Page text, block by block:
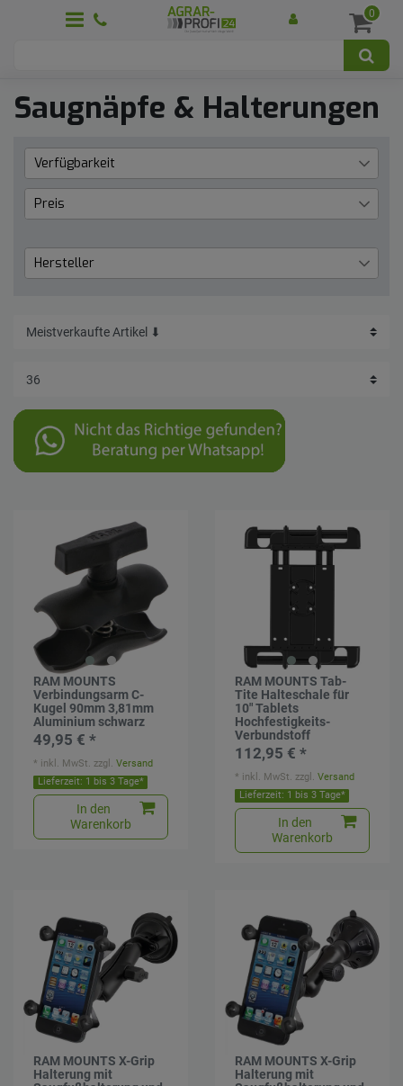
0
Saugnäpfe & Halterungen
Verfügbarkeit
Lieferzeit 1 bis 3 Werktage 11
Preis
€
Hersteller
RAM MOUNTS
Verbindungsarm C-
Kugel 90mm 3,81mm
Aluminium schwarz
49,95 € *
Lieferzeit: 1 bis 3 Tage*
In den
Warenkorb
* inkl. MwSt. zzgl.Versand
RAM MOUNTS Tab-
Tite Halteschale für
10" Tablets
Hochfestigkeits-
Verbundstoff
112,95 € *
Lieferzeit: 1 bis 3 Tage*
In den
Warenkorb
* inkl. MwSt. zzgl.Versand
RAM MOUNTS X-Grip
Halterung mit
RAM MOUNTS X-Grip
Halterung mit